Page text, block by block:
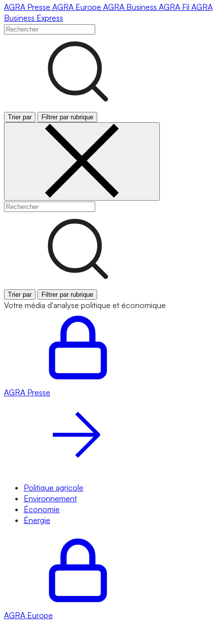
AGRA Presse AGRA Europe AGRA Business AGRA Fil AGRA
Business Express
Trier par Filtrer par rubrique
Trier par Filtrer par rubrique
Votre média d'analyse politique et économique
AGRA Presse
Politique agricole
Environnement
Économie
Énergie
AGRA Europe